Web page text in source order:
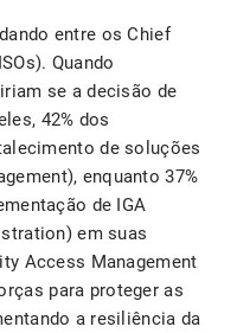
entre os Chief
Quando
se a decisão de
42% dos
de soluções
enquanto 37%
de IGA
em suas
Access Management
para proteger as
a resiliência da